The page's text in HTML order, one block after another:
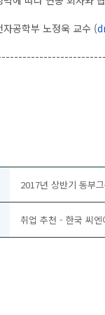
자공학부 노정욱 교수 (
2017년 상반기 동부
취업 추천 - 한국 씨